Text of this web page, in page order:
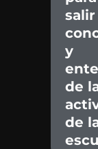
salir
y
de
de